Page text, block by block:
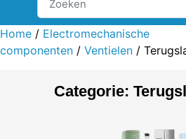
Home / Electromechanische
componenten / Ventielen /
Categorie: